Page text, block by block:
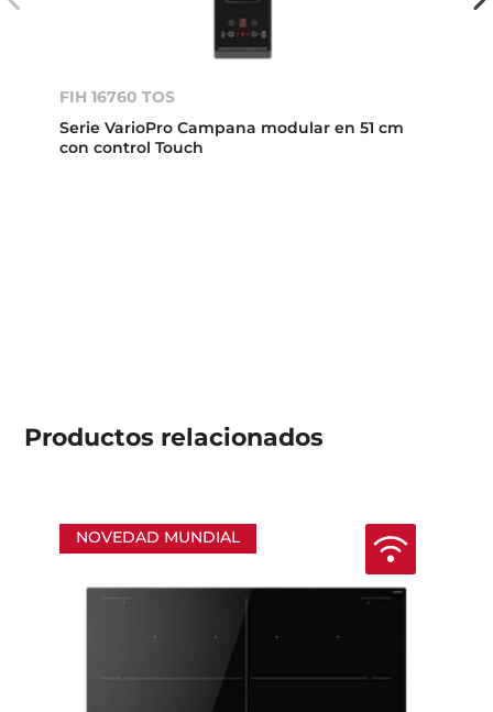
FIH 16760 TOS
Serie VarioPro Campana modular en 51 cm
con control Touch
Productos relacionados
NOVEDAD MUNDIAL